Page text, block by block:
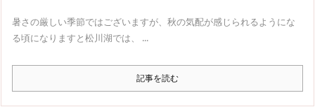
暑さの厳しい季節ではございますが、秋の気配が感じられるようにな
る頃になりますと松川湖では、 ...
記事を読む